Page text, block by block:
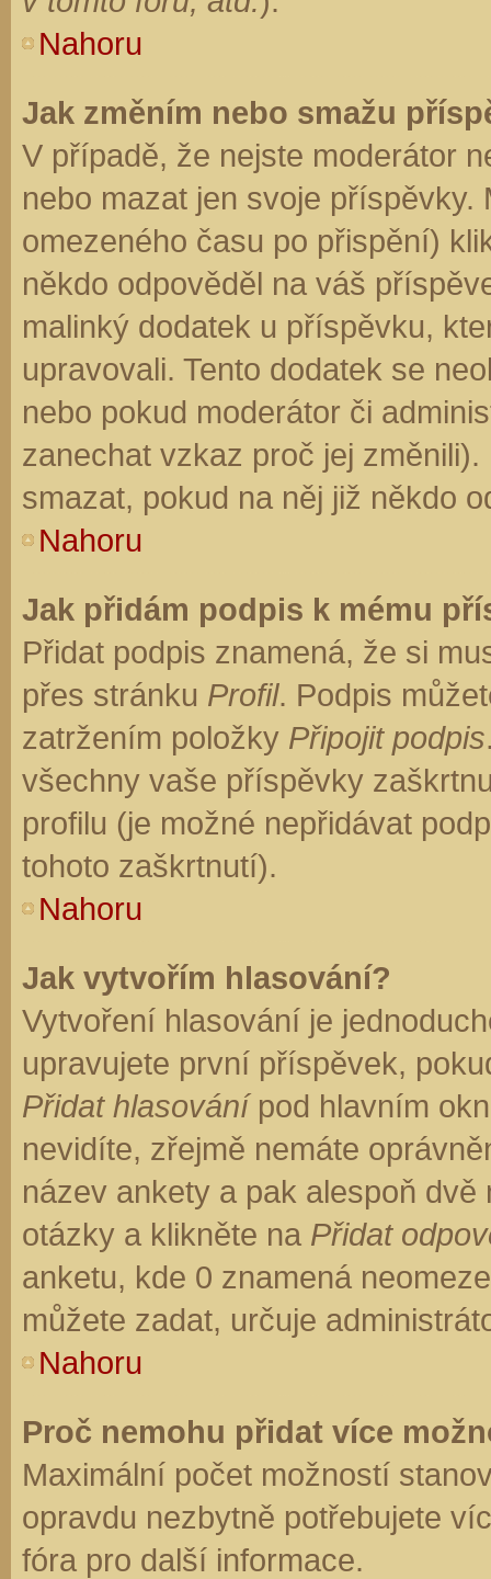
Nahoru
Jak změním nebo smažu
V případě, že nejste moderátor
nebo mazat jen svoje
omezeného času po přispění)
někdo odpověděl na váš
malinký dodatek u příspěvku,
upravovali. Tento dodatek se
nebo pokud moderátor či
zanechat vzkaz proč jej
smazat, pokud na něj již někdo
Nahoru
Jak přidám podpis k mému
Přidat podpis znamená, že si
přes stránku Profil. Podpis
zatržením položky Připojit podpis
všechny vaše příspěvky
profilu (je možné nepřidávat
tohoto zaškrtnutí).
Nahoru
Jak vytvořím hlasování?
Vytvoření hlasování je
upravujete první příspěvek,
Přidat hlasovánípod hlavním
nevidíte, zřejmě nemáte
název ankety a pak alespoň
otázky a klikněte na Přidat
anketu, kde 0 znamená
můžete zadat, určuje
Nahoru
Proč nemohu přidat více
Maximální počet možností
opravdu nezbytně potřebujete
fóra pro další informace.